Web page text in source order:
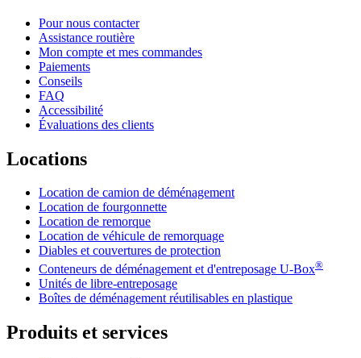
Pour nous contacter
Assistance routière
Mon compte et mes commandes
Paiements
Conseils
FAQ
Accessibilité
Évaluations des clients
Locations
Location de camion de déménagement
Location de fourgonnette
Location de remorque
Location de véhicule de remorquage
Diables et couvertures de protection
Conteneurs de déménagement et d'entreposage U-Box®
Unités de libre-entreposage
Boîtes de déménagement réutilisables en plastique
Produits et services